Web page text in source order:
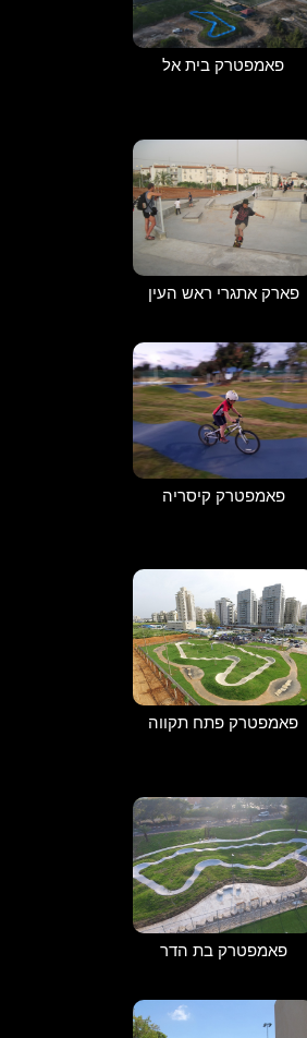
פאמפטרק בית אל
פארק אתגרי ראש העין
פאמפטרק קיסריה
פאמפטרק פתח תקווה
פאמפטרק בת הדר